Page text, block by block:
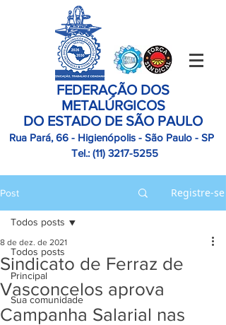
FEDERAÇÃO DOS
METALÚRGICOS
DO ESTADO DE SÃO PAULO
Rua Pará, 66 - Higienópolis - São Paulo - SP
Tel.: (11) 3217-5255
Post Registre-se
Todos posts
Principal
Sua comunidade
Todos posts
Sindicato de Ferraz de
Vasconcelos aprova
Campanha Salarial nas
8 de dez. de 2021